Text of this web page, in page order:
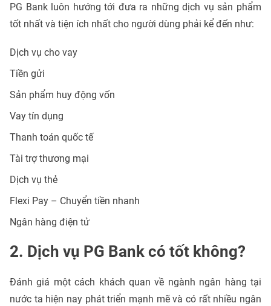
PG Bank luôn hướng tới đưa ra những dịch vụ sản phẩm
tốt nhất và tiện ích nhất cho người dùng phải kể đến như:
Dịch vụ cho vay
Tiền gửi
Sản phẩm huy động vốn
Vay tín dụng
Thanh toán quốc tế
Tài trợ thương mại
Dịch vụ thẻ
Flexi Pay – Chuyển tiền nhanh
Ngân hàng điện tử
2. Dịch vụ PG Bank có tốt không?
Đánh giá một cách khách quan về ngành ngân hàng tại
nước ta hiện nay phát triển mạnh mẽ và có rất nhiều ngân